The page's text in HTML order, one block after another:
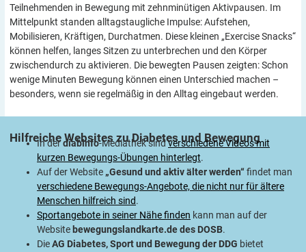
Teilnehmenden in Bewegung mit zehnminütigen Aktivpausen. Im
Mittelpunkt standen alltagstaugliche Impulse: Aufstehen,
Mobilisieren, Kräftigen, Durchatmen. Diese kleinen „Exercise Snacks“
können helfen, langes Sitzen zu unterbrechen und den Körper
zwischendurch zu aktivieren. Die bewegten Pausen zeigten: Schon
wenige Minuten Bewegung können einen Unterschied machen –
besonders, wenn sie regelmäßig in den Alltag eingebaut werden.
Hilfreiche Websites zu Diabetes undBewegung
In derdiabinfo-Mediathek sindverschiedene Videos mit
kurzen Bewegungs-Übungen hinterlegt.
Auf der Website „Gesund und aktiv älter werden“ findet man
verschiedene Bewegungs-Angebote, die nicht nur für ältere
Menschen hilfreich sind.
Sportangebote in seiner Nähe finden kann man auf der
Website bewegungslandkarte.de des DOSB.
DieAG Diabetes, Sport und Bewegung der DDG bietet